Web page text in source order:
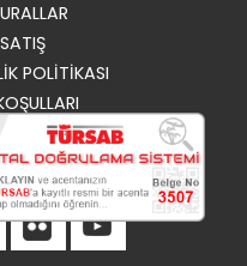
POLITIKASI